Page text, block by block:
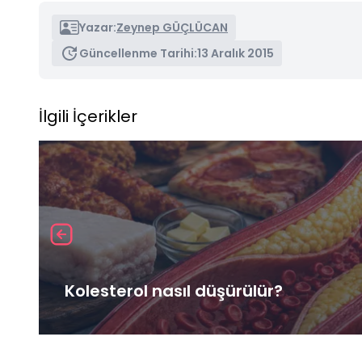
Yazar:Zeynep GÜÇLÜCAN
Güncellenme Tarihi:13 Aralık 2015
İlgili İçerikler
Kolesterol nasıl düşürülür?